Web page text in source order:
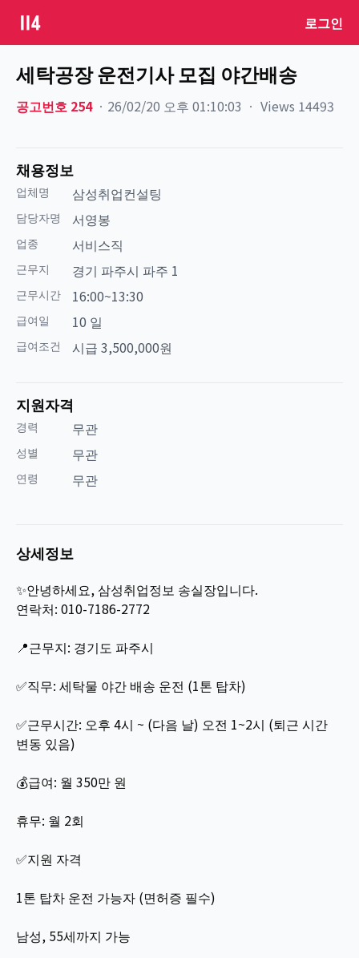
로그인
세탁공장 운전기사 모집 야간배송
공고번호 254 ㆍ 26/02/20 오후 01:10:03 ㆍ Views 14493
채용정보
업체명 삼성취업컨설팅
담당자명 서영봉
업종 서비스직
근무지 경기 파주시 파주 1
근무시간 16:00~13:30
급여일 10 일
급여조건 시급 3,500,000원
지원자격
경력 무관
성별 무관
연령 무관
상세정보
✨안녕하세요, 삼성취업정보 송실장입니다.
연락처: 010-7186-2772
📍근무지: 경기도 파주시
✅직무: 세탁물 야간 배송 운전 (1톤 탑차)
✅근무시간: 오후 4시 ~ (다음 날) 오전 1~2시 (퇴근 시간
변동 있음)
💰급여: 월 350만 원
휴무: 월 2회
✅지원 자격
1톤 탑차 운전 가능자 (면허증 필수)
남성, 55세까지 가능